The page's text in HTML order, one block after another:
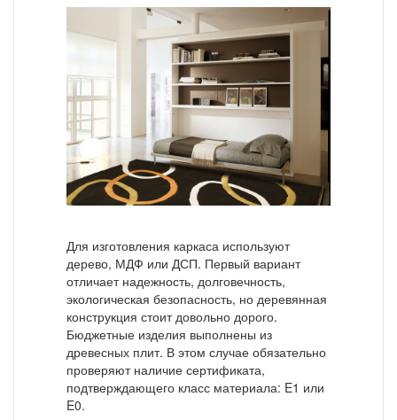
Для изготовления каркаса используют
дерево, МДФ или ДСП. Первый вариант
отличает надежность, долговечность,
экологическая безопасность, но деревянная
конструкция стоит довольно дорого.
Бюджетные изделия выполнены из
древесных плит. В этом случае обязательно
проверяют наличие сертификата,
подтверждающего класс материала: E1 или
E0.